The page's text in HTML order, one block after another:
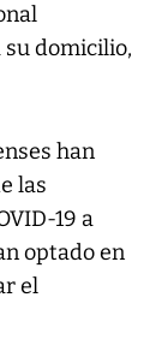
su domicilio,
han
las
19 a
optado en
el